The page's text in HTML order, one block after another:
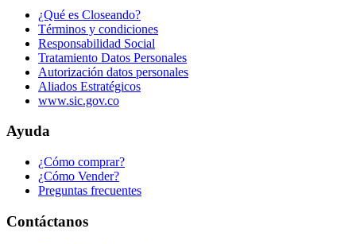
¿Qué es Closeando?
Términos y condiciones
Responsabilidad Social
Tratamiento Datos Personales
Autorización datos personales
Aliados Estratégicos
www.sic.gov.co
Ayuda
¿Cómo comprar?
¿Cómo Vender?
Preguntas frecuentes
Contáctanos